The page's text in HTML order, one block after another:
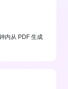
内从 PDF 生成